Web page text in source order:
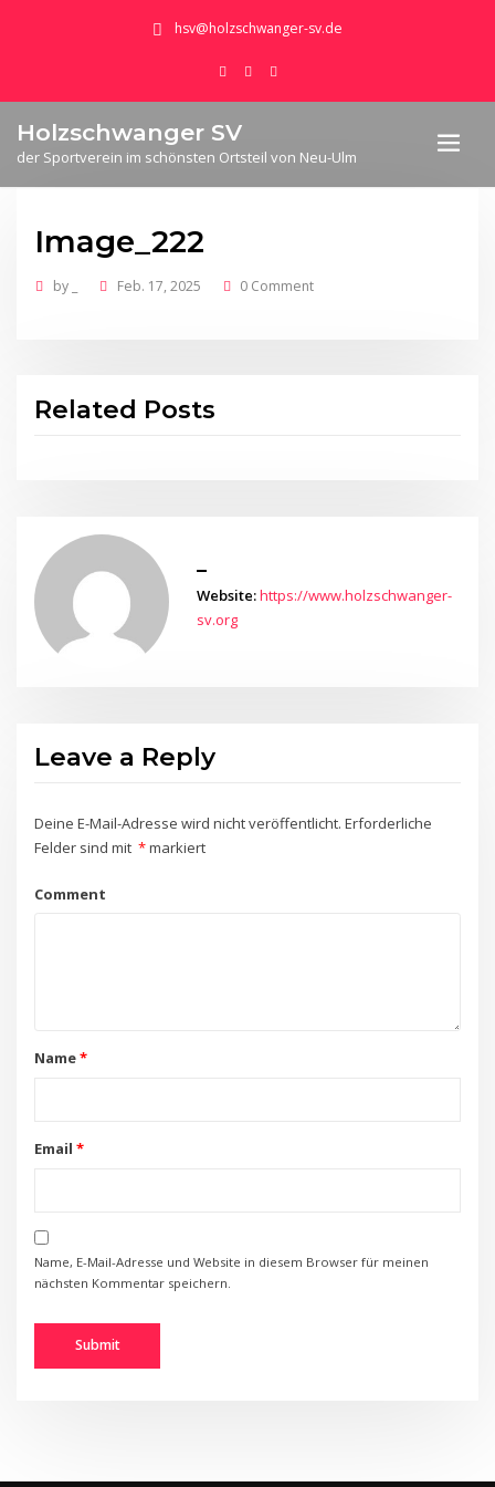
hsv@holzschwanger-sv.de
Holzschwanger SV
der Sportverein im schönsten Ortsteil von Neu-Ulm
Image_222
by Feb. 17, 2025 0 Comment
Related Posts
Website:https://www.holzschwanger-
sv.org
Leave a Reply
Deine E-Mail-Adresse wird nicht veröffentlicht. Erforderliche
Felder sind mit *markiert
Comment
Name*
Email *
Name, E-Mail-Adresse und Website in diesem Browser für meinen
nächsten Kommentar speichern.